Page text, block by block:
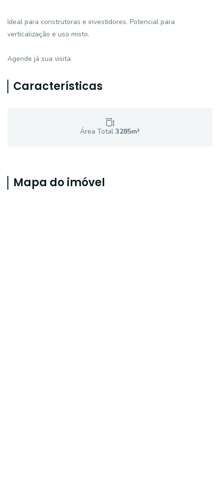
Ideal para construtoras e investidores. Potencial para
verticalização e uso misto.
Agende já sua visita.
Características
Área Total 3285m²
Mapa do imóvel